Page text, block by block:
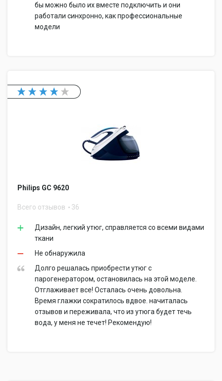
бы можно было их вместе подключить и они
работали синхронно, как профессиональные
модели
Philips GC 9620
Всего отзывов 36
Дизайн, легкий утюг, справляется со всеми видами
ткани
Не обнаружила
Долго решалась приобрести утюг с
парогенератором, остановилась на этой моделе.
Отглаживает все! Осталась очень довольна.
Время глажки сократилось вдвое. начиталась
отзывов и переживала, что из утюга будет течь
вода, у меня не течет! Рекомендую!